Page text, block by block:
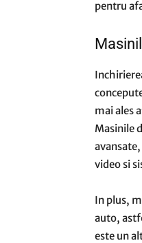
pentru
mai ales
Masinile
video si
In plus,
auto,
este un